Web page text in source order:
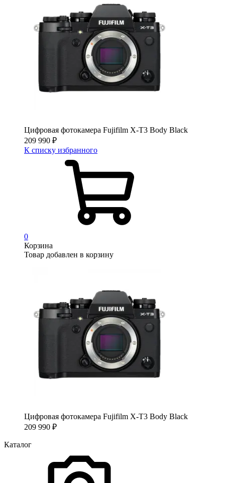
Цифровая фотокамера Fujifilm X-T3 Body Black
209 990 ₽
К списку избранного
0
Корзина
Товар добавлен в корзину
Цифровая фотокамера Fujifilm X-T3 Body Black
209 990 ₽
Каталог